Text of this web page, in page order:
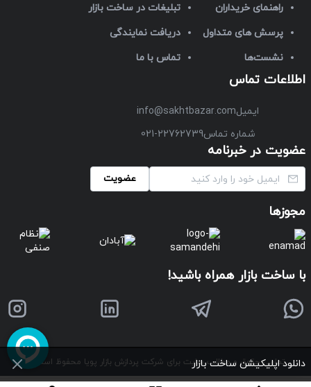
دانلود اپلیکیشن ساخت بازار
راهنمای خریداران
پرسش های متداول
نشست‌ها
تبلیغات در ساخت بازار
دریافت نمایندگی
تماس با ما
اطلاعات تماس
ایمیلinfo@sakhtbazar.com
شماره تماس021-22762739
عضویت در خبرنامه
عضویت
مجوزها
با ساخت بازار همراه باشید!
تمامی حقوق و مطالب سایت برای شرکت پردازش بازار پویا محفوظ است ©